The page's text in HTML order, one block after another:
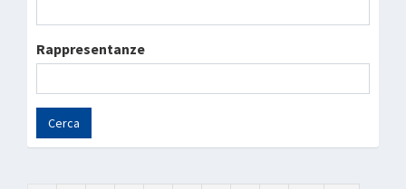
Rappresentanze
Cerca